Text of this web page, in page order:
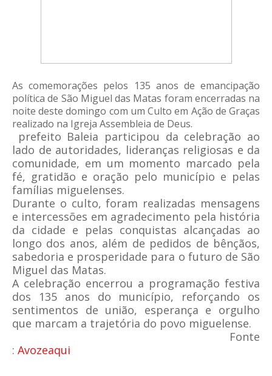
As comemorações pelos 135 anos de emancipação
política de São Miguel das Matas foram encerradas na
noite deste domingo com um Culto em Ação de Graças
realizado na Igreja Assembleia de Deus.
prefeito Baleia participou da celebração ao
lado de autoridades, lideranças religiosas e da
comunidade, em um momento marcado pela
fé, gratidão e oração pelo município e pelas
famílias miguelenses.
Durante o culto, foram realizadas mensagens
e intercessões em agradecimento pela história
da cidade e pelas conquistas alcançadas ao
longo dos anos, além de pedidos de bênçãos,
sabedoria e prosperidade para o futuro de São
Miguel das Matas.
A celebração encerrou a programação festiva
dos 135 anos do município, reforçando os
sentimentos de união, esperança e orgulho
que marcam a trajetória do povo miguelense.
Fonte
: Avozeaqui